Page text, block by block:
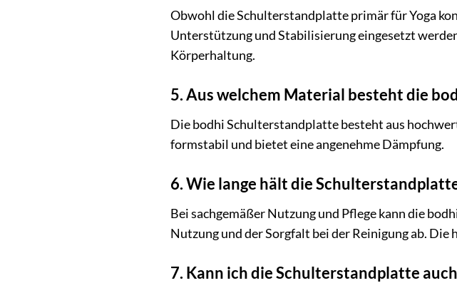
Obwohl die Schulterstandplatte primär für Yoga
Unterstützung und Stabilisierung eingesetzt
Körperhaltung.
5. Aus welchem Material besteht die
Die bodhi Schulterstandplatte besteht aus
formstabil und bietet eine angenehme Dämpfung.
6. Wie lange hält die
Bei sachgemäßer Nutzung und Pflege kann die
Nutzung und der Sorgfalt bei der Reinigung ab.
7. Kann ich die Schulterstandplatte